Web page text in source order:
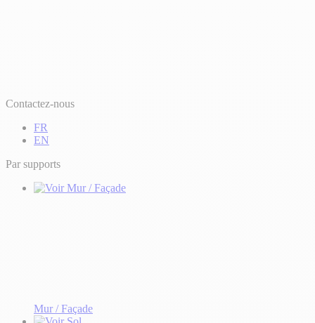
Contactez-nous
FR
EN
Par supports
Mur / Façade